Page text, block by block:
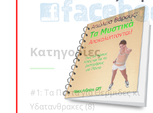
Κατηγορίες
#1: Τα Παντα για Θερμιδες κι
Υδατανθρακες(8)